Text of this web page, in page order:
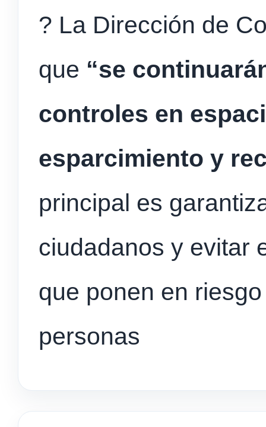
? La Dirección de
que “se
controles en
esparcimiento y
principal es
ciudadanos y evitar
que ponen en
personas